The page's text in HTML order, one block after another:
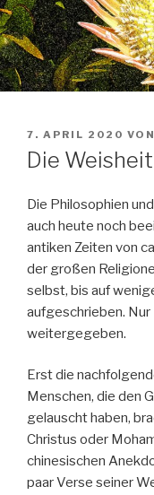
VERÖFFENTLICHT
AM
7. APRIL 2020 VON
Die
Die Philosophien
auch heute noch
antiken Zeiten von
der großen
selbst, bis auf
aufgeschrieben. Nur
weitergegeben.
Erst die
Menschen, die den
gelauscht haben,
Christus oder
chinesischen
paar Verse seiner